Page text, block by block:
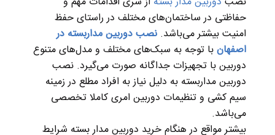
حفاظتی در ساختمان‌های مختلف در راستای حفظ
امنیت بیشتر می‌باشد.نصب دوربین مداربسته در
اصفهانبا توجه به سبک‌های مختلف و مدل‌های متنوع
دوربین با تجهیزات جداگانه صورت می‌گیرد. نصب
دوربین مداربسته به دلیل نیاز به افراد مطلع در زمینه
سیم کشی و تنظیمات دوربین امری کاملا تخصصی
می‌باشد.
بیشتر مواقع در هنگام خرید دوربین مدار بسته شرایط